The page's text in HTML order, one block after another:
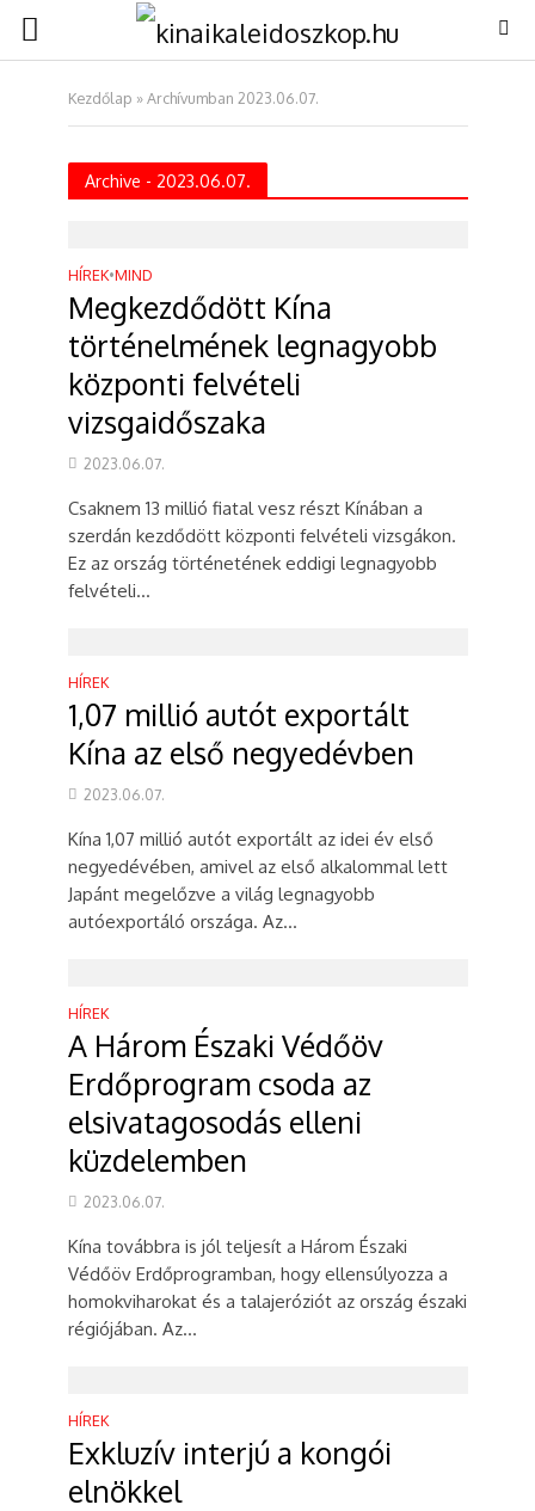
Kezdőlap »Archívumban 2023.06.07.
Archive - 2023.06.07.
HÍREK•MIND
Megkezdődött Kína
történelmének legnagyobb
központi felvételi
vizsgaidőszaka
2023.06.07.
Csaknem 13 millió fiatal vesz részt Kínában a
szerdán kezdődött központi felvételi vizsgákon.
Ez az ország történetének eddigi legnagyobb
felvételi...
HÍREK
1,07 millió autót exportált
Kína az első negyedévben
2023.06.07.
Kína 1,07 millió autót exportált az idei év első
negyedévében, amivel az első alkalommal lett
Japánt megelőzve a világ legnagyobb
autóexportáló országa. Az...
HÍREK
A Három Északi Védőöv
Erdőprogram csoda az
elsivatagosodás elleni
küzdelemben
2023.06.07.
Kína továbbra is jól teljesít a Három Északi
Védőöv Erdőprogramban, hogy ellensúlyozza a
homokviharokat és a talajeróziót az ország északi
régiójában. Az...
HÍREK
Exkluzív interjú a kongói
elnökkel